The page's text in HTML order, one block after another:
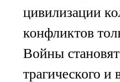
цивилизации
конфликтов
Вой­ны
трагического